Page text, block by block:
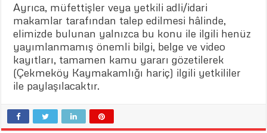
Ayrıca, müfettişler veya yetkili adli/idari
makamlar tarafından talep edilmesi hâlinde,
elimizde bulunan yalnızca bu konu ile ilgili henüz
yayımlanmamış önemli bilgi, belge ve video
kayıtları, tamamen kamu yararı gözetilerek
(Çekmeköy Kaymakamlığı hariç) ilgili yetkililer
ile paylaşılacaktır.